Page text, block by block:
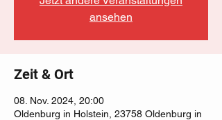
ansehen
Zeit & Ort
08. Nov. 2024, 20:00
Oldenburg in Holstein, 23758 Oldenburg in